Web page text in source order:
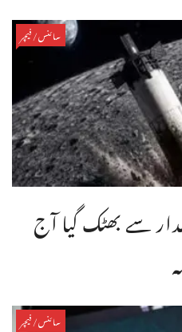
سائنس/فیچر
سے بھٹک گیا آج
سائنس/فیچر